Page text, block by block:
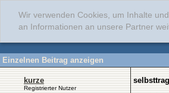
Wir verwenden Cookies, um Inhalte
an Informationen an unsere Partner
Einzelnen Beitrag anzeigen
kurze
Registrierter Nutzer